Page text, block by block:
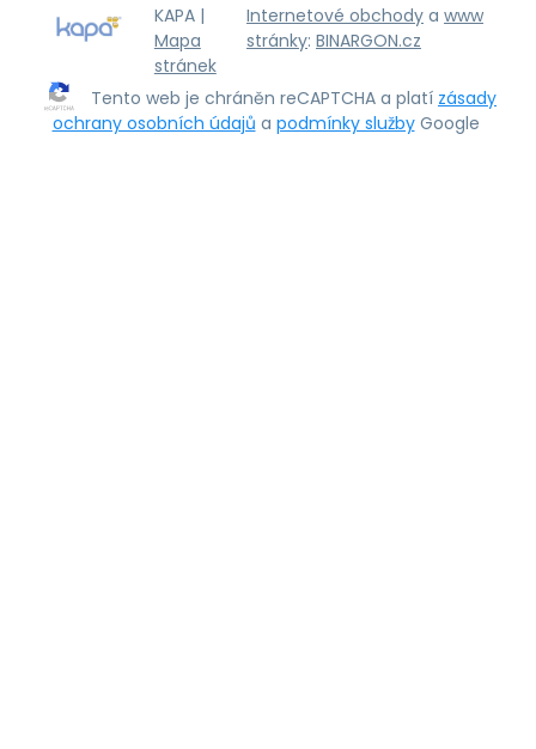
KAPA |
Mapa
stránek
Internetové obchody a www
stránky: BINARGON.cz
Tento web je chráněn reCAPTCHA a platí zásady
ochrany osobních údajů a podmínky služby Google